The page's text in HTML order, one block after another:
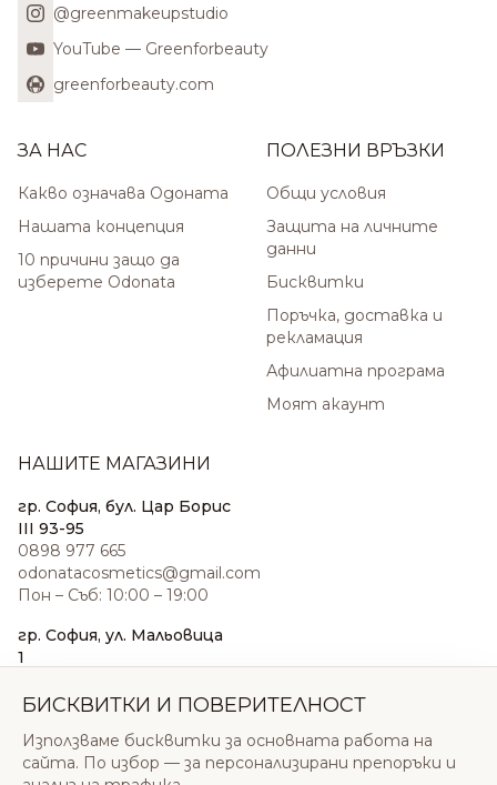
@greenmakeupstudio
YouTube — Greenforbeauty
greenforbeauty.com
ЗА НАС
Какво означава Одоната
Нашата концепция
10 причини защо да
изберете Odonata
ПОЛЕЗНИ ВРЪЗКИ
Общи условия
Защита на личните
данни
Бисквитки
Поръчка, доставка и
рекламация
Афилиатна програма
Моят акаунт
НАШИТЕ МАГАЗИНИ
гр. София, бул. Цар Борис
III 93-95
0898 977 665
odonatacosmetics@gmail.com
Пон – Съб: 10:00 – 19:00
гр. София, ул. Мальовица
1
sales@odonatacosmetics.com
Нед: 11:00 – 18:00
БИСКВИТКИ И ПОВЕРИТЕЛНОСТ
Използваме бисквитки за основната работа на
сайта. По избор — за персонализирани препоръки и